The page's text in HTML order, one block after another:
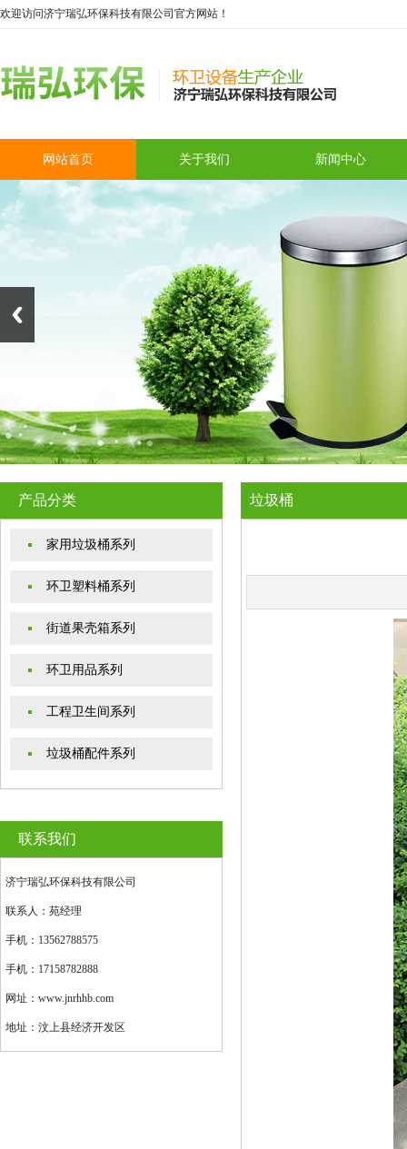
欢迎访问济宁瑞弘环保科技有限公司官方网站！
网站首页 关于我们 新闻中心
产品分类
家用垃圾桶系列
环卫塑料桶系列
街道果壳箱系列
环卫用品系列
工程卫生间系列
垃圾桶配件系列
联系我们
济宁瑞弘环保科技有限公司
联系人：苑经理
手机：13562788575
手机：17158782888
网址：www.jnrhhb.com
地址：汶上县经济开发区
垃圾桶